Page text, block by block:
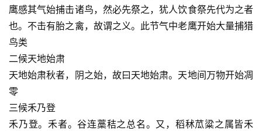
鹰感其气始捕击诸鸟，然必先祭之，犹人饮食祭先代为之者
也。不击有胎之禽，故谓之义。此节气中老鹰开始大量捕猎
鸟类
二候天地始肃
天地始肃秋者，阴之始，故曰天地始肃。天地间万物开始凋
零
三候禾乃登
禾乃登。禾者。谷连藁秸之总名。又，稻秫苽粱之属皆禾